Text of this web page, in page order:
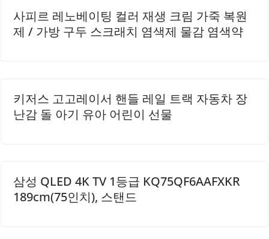
사피르 레노베이팅 컬러 재생 크림 가죽 복원
제 / 가방 구두 스크래치 염색제 물감 염색약
키저스 고고레이서 핸들 레일 트랙 자동차 장
난감 돌 아기 유아 어린이 선물
삼성 QLED 4K TV 1등급 KQ75QF6AAFXKR
189cm(75인치), 스탠드